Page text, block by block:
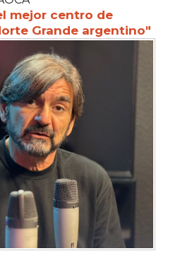
mejor centro de
Grande argentino"